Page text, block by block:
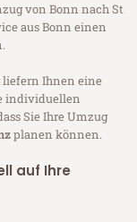
von Bonn nach St
aus Bonn einen
liefern Ihnen eine
individuellen
Sie Ihre Umzug
planen können.
auf Ihre